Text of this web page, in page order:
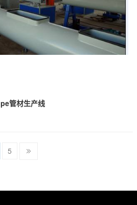
pe管材生产线
5